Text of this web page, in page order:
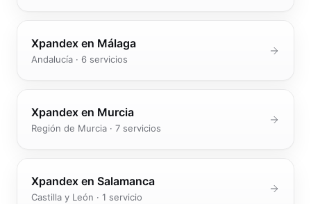
Xpandex en Málaga
Andalucía · 6 servicios
Xpandex en Murcia
Región de Murcia · 7 servicios
Xpandex en Salamanca
Castilla y León · 1 servicio